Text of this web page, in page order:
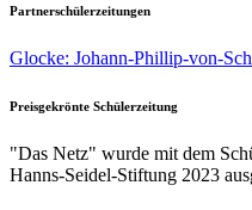
Partnerschülerzeitungen
Glocke: Johann-Phillip-von-
Preisgekrönte Schülerzeitung
"Das Netz" wurde mit dem
Hanns-Seidel-Stiftung 2023